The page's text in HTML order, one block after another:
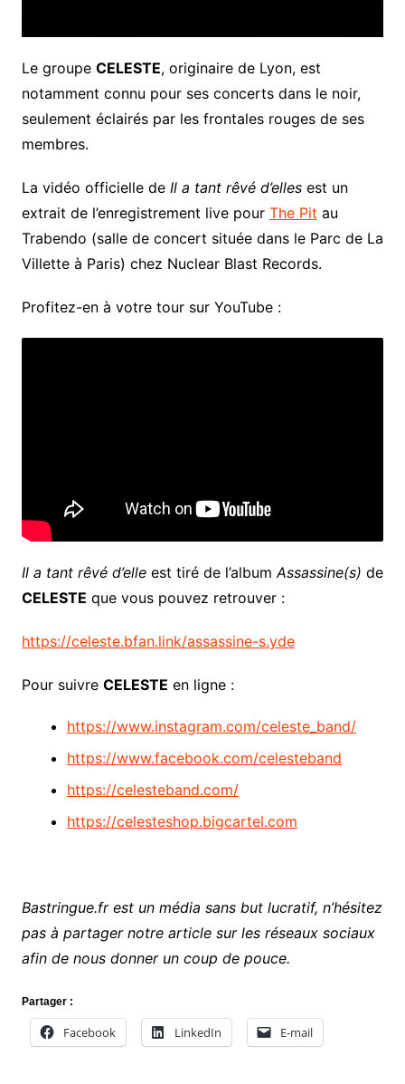
Le groupe CELESTE, originaire de Lyon, est
notamment connu pour ses concerts dans le noir,
seulement éclairés par les frontales rouges de ses
membres.
La vidéo officielle de Il a tant rêvé d’ellesest un
extrait de l’enregistrement live pour The Pit au
Trabendo (salle de concert située dans le Parc de La
Villette à Paris) chez Nuclear Blast Records.
Profitez-en à votre tour sur YouTube :
Il a tant rêvé d’elleest tiré de l’albumAssassine(s) de
CELESTE que vous pouvez retrouver :
https://celeste.bfan.link/assassine-s.yde
Pour suivre CELESTE en ligne :
https://www.instagram.com/celeste_band/
https://www.facebook.com/celesteband
https://celesteband.com/
https://celesteshop.bigcartel.com
Bastringue.fr est un média sans but lucratif, n’hésitez
pas à partager notre article sur les réseaux sociaux
afin de nous donner un coup de pouce.
Partager :
Facebook LinkedIn E-mail